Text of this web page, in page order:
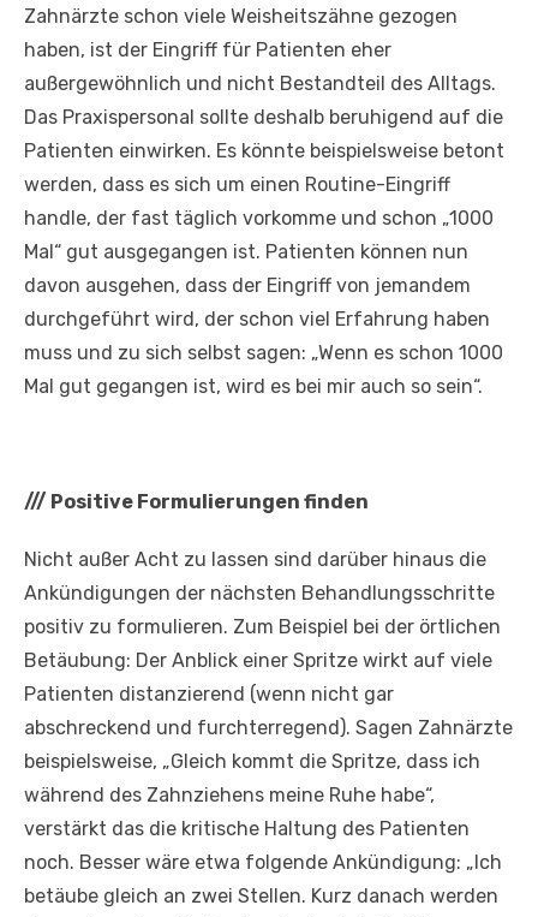
Zahnärzte schon viele Weisheitszähne gezogen
haben, ist der Eingriff für Patienten eher
außergewöhnlich und nicht Bestandteil des Alltags.
Das Praxispersonal sollte deshalb beruhigend auf die
Patienten einwirken. Es könnte beispielsweise betont
werden, dass es sich um einen Routine-Eingriff
handle, der fast täglich vorkomme und schon „1000
Mal“ gut ausgegangen ist. Patienten können nun
davon ausgehen, dass der Eingriff von jemandem
durchgeführt wird, der schon viel Erfahrung haben
muss und zu sich selbst sagen: „Wenn es schon 1000
Mal gut gegangen ist, wird es bei mir auch so sein“.
/// Positive Formulierungen finden
Nicht außer Acht zu lassen sind darüber hinaus die
Ankündigungen der nächsten Behandlungsschritte
positiv zu formulieren. Zum Beispiel bei der örtlichen
Betäubung: Der Anblick einer Spritze wirkt auf viele
Patienten distanzierend (wenn nicht gar
abschreckend und furchterregend). Sagen Zahnärzte
beispielsweise, „Gleich kommt die Spritze, dass ich
während des Zahnziehens meine Ruhe habe“,
verstärkt das die kritische Haltung des Patienten
noch. Besser wäre etwa folgende Ankündigung: „Ich
betäube gleich an zwei Stellen. Kurz danach werden